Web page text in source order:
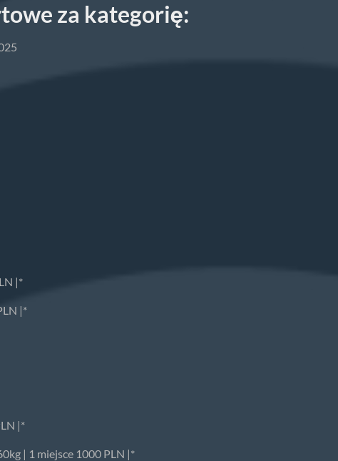
za kategorię:
|*
|*
|*
| 1 miejsce 1000 PLN |*